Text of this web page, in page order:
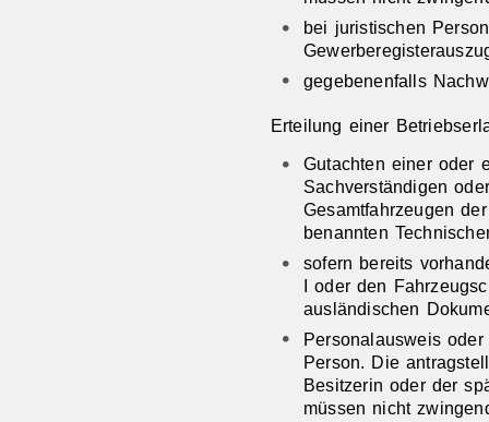
bei juristischen
gegebenenfalls
Erteilung einer
Gutachten einer oder
Sachverständigen
Gesamtfahrzeugen
benannten
sofern bereits
I oder den
ausländischen
Personalausweis
Person. Die
Besitzerin oder der
müssen nicht